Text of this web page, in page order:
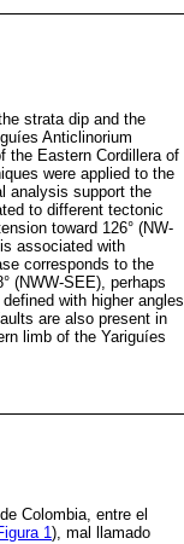
strata dip and the
Anticlinorium
the Eastern Cordillera of
were applied to the
analysis support the
to different tectonic
toward 126° (NW-
associated with
corresponds to the
(NWW-SEE), perhaps
with higher angles
are also present in
limb of the Yariguíes
Colombia, entre el
1), mal llamado